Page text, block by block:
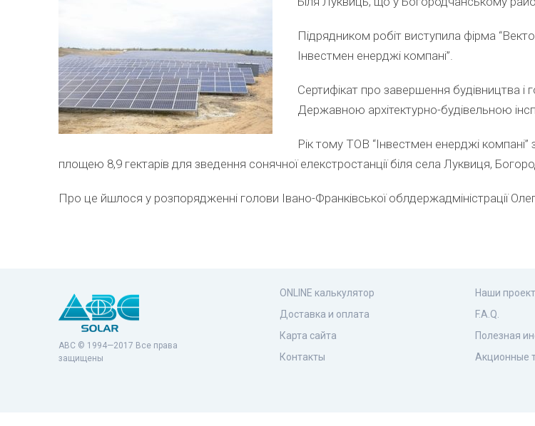
Підрядником робіт виступила фірма
Інвестмен енерджі компані”.
Сертифікат про завершення будівництва
Державною архітектурно-будівельною
Рік тому ТОВ “Інвестмен енерджі
площею 8,9 гектарів для зведення сонячної елекстростанції біля села Луквиця,
Про це йшлося у розпорядженні голови Івано-Франківської облдержадміністрації
ABC © 1994—2017 Все права
защищены
ONLINE калькулятор
Доставка и оплата
Карта сайта
Контакты
Наши
F.A.Q.
Полезная
Акционные